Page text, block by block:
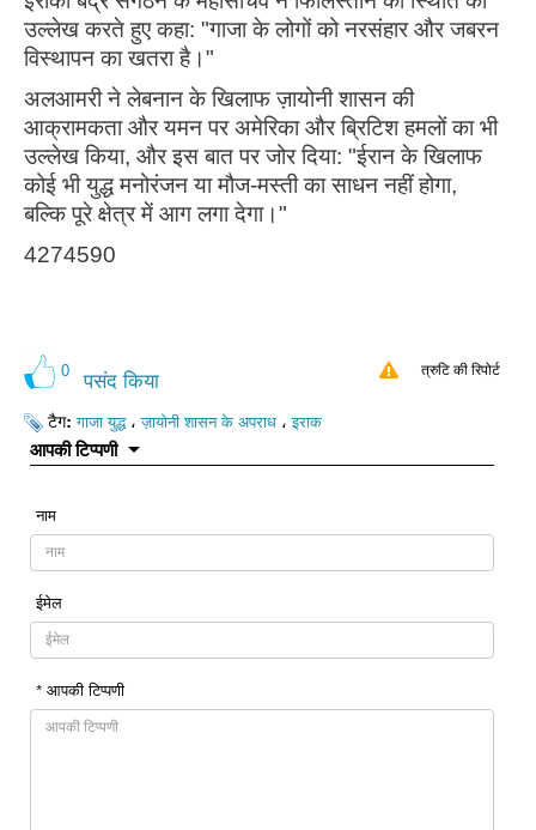
उल्लेख करते हुए कहा: "गाजा के लोगों को नरसंहार और जबरन
विस्थापन का खतरा है।"
अलआमरी ने लेबनान के खिलाफ ज़ायोनी शासन की
आक्रामकता और यमन पर अमेरिका और ब्रिटिश हमलों का भी
उल्लेख किया, और इस बात पर जोर दिया: "ईरान के खिलाफ
कोई भी युद्ध मनोरंजन या मौज-मस्ती का साधन नहीं होगा,
बल्कि पूरे क्षेत्र में आग लगा देगा।"
4274590
0 पसंद किया त्रुटि की रिपोर्ट
टैग:गाजा युद्ध،ज़ायोनी शासन के अपराध ،इराक
आपकी टिप्पणी
नाम
ईमेल
* आपकी टिप्पणी